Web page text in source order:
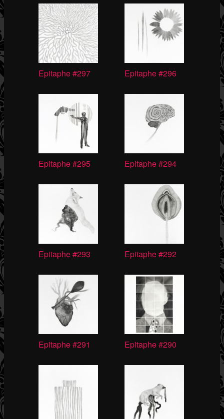
Epitaphe #297 Epitaphe #296
Epitaphe #295 Epitaphe #294
Epitaphe #293 Epitaphe #292
Epitaphe #291 Epitaphe #290